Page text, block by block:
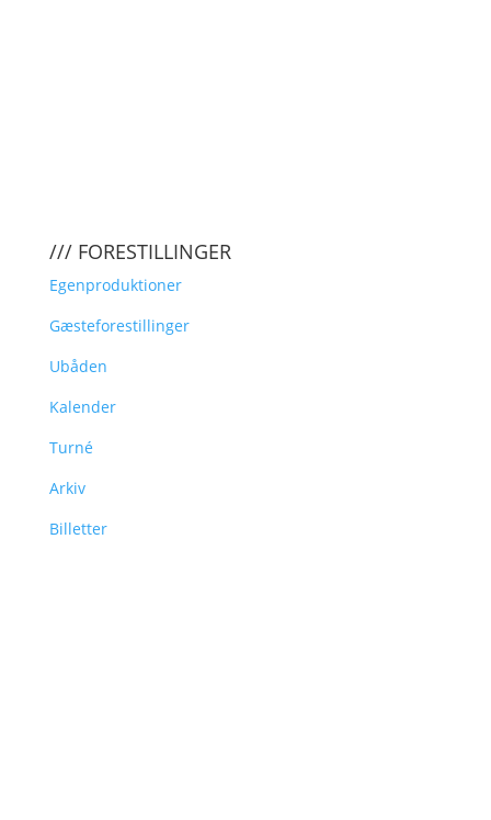
/// FORESTILLINGER
Egenproduktioner
Gæsteforestillinger
Ubåden
Kalender
Turné
Arkiv
Billetter